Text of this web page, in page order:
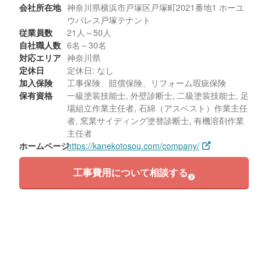
会社所在地 神奈川県横浜市戸塚区戸塚町2021番地1 ホーユ
ウパレス戸塚テナント
従業員数
21人～50人
自社職人数 6名～30名
対応エリア 神奈川県
定休日
定休日: なし
加入保険
工事保険、賠償保険、リフォーム瑕疵保険
保有資格
一級塗装技能士, 外壁診断士, 二級塗装技能士, 足
場組立作業主任者, 石綿（アスベスト）作業主任
者, 窯業サイディング塗替診断士, 有機溶剤作業
主任者
ホームページhttps://kanekotosou.com/company/
工事費用について相談する